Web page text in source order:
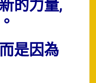
的力量,
而是因為